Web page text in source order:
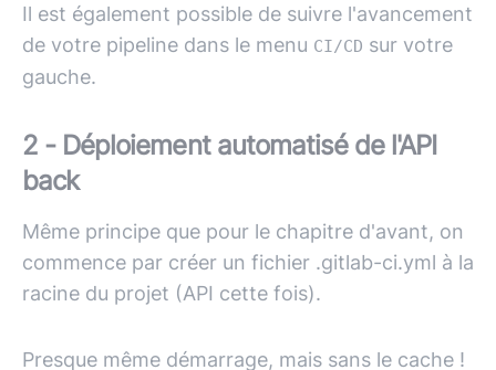
Il est également possible de suivre l'avancement
de votre pipeline dans le menu CI/CD sur votre
gauche.
2 - Déploiement automatisé de l'API
back
Même principe que pour le chapitre d'avant, on
commence par créer un fichier .gitlab-ci.yml à la
racine du projet (API cette fois).
Presque même démarrage, mais sans le cache !